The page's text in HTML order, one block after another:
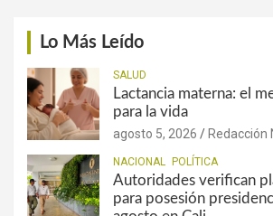
Lo Más Leído
SALUD
Lactancia materna: el
para la vida
agosto 5, 2026 Redacción
NACIONAL POLÍTICA
Autoridades verifican
para posesión